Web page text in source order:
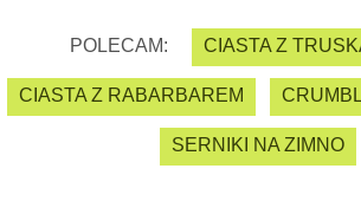
POLECAM: CIASTA Z
CIASTA Z RABARBAREM
SERNIKI NA ZIMNO